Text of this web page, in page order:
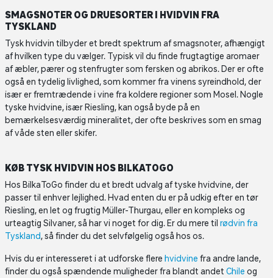
SMAGSNOTER OG DRUESORTER I HVIDVIN FRA
TYSKLAND
Tysk hvidvin tilbyder et bredt spektrum af smagsnoter, afhængigt
af hvilken type du vælger. Typisk vil du finde frugtagtige aromaer
af æbler, pærer og stenfrugter som fersken og abrikos. Der er ofte
også en tydelig livlighed, som kommer fra vinens syreindhold, der
især er fremtrædende i vine fra koldere regioner som Mosel. Nogle
tyske hvidvine, især Riesling, kan også byde på en
bemærkelsesværdig mineralitet, der ofte beskrives som en smag
af våde sten eller skifer.
KØB TYSK HVIDVIN HOS BILKATOGO
Hos BilkaToGo finder du et bredt udvalg af tyske hvidvine, der
passer til enhver lejlighed. Hvad enten du er på udkig efter en tør
Riesling, en let og frugtig Müller-Thurgau, eller en kompleks og
urteagtig Silvaner, så har vi noget for dig. Er du mere til rødvin fra
Tyskland, så finder du det selvfølgelig også hos os.
Hvis du er interesseret i at udforske flere hvidvine fra andre lande,
finder du også spændende muligheder fra blandt andet Chile og